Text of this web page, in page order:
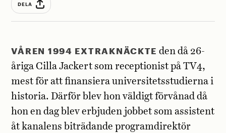
DELA
VÅREN 1994 EXTRAKNÄCKTE den då 26-
åriga Cilla Jackert som receptionist på TV4,
mest för att finansiera universitetsstudierna i
historia.Därför blev hon väldigt förvånad då
hon en dag blev erbjuden jobbet som assistent
åt kanalens biträdande programdirektör